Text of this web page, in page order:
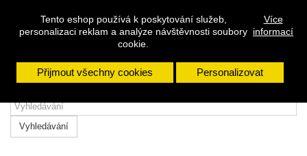
Tento eshop používá k poskytování služeb,
personalizaci reklam a analýze návštěvnosti soubory
cookie.
Více
informací
Přijmout všechny cookies Personalizovat
Přihlásit se
Napište nám
Vyhledávání